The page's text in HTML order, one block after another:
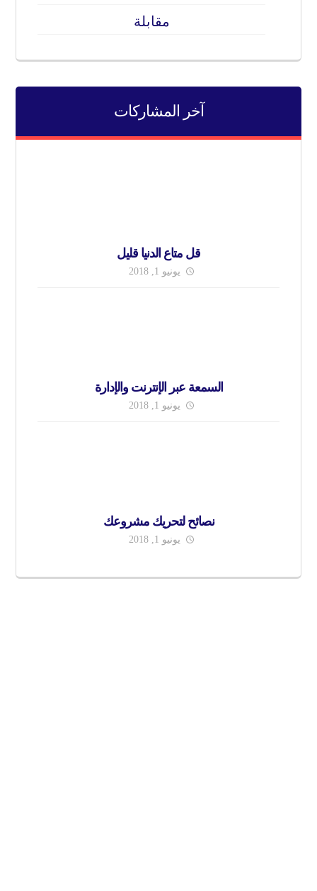
مقابلة
آخر المشاركات
قل متاع الدنيا قليل
يونيو 1, 2018
السمعة عبر الإنترنت والإدارة
يونيو 1, 2018
نصائح لتحريك مشروعك
يونيو 1, 2018